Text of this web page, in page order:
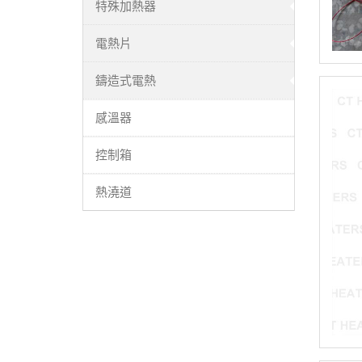
特殊加熱器
電熱片
鑄造式電熱
感溫器
控制箱
熱澆道